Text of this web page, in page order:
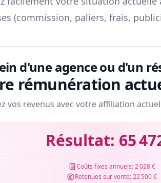
(commission, paliers, frais,
d'une agence ou d'un
rémunération
vos revenus avec votre affiliation
Résultat: 65
Coûts fixes annuels:2 028 €
Retenues sur vente:22 500 €